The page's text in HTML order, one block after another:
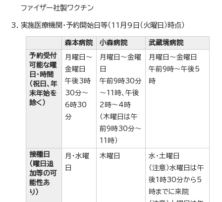
ファイザー社製ワクチン
実施医療機関・予約開始日等（11月9日（火曜日）時点）
森本病院 小森病院
武蔵境病院
予約受付
可能な曜
日・時間
（祝日、年
末年始を
除く）
月曜日～
金曜日
午後3時
30分～
6時30
分
月曜日～金曜
日
午前9時30分
～11時、午後
2時～4時
（木曜日は午
前9時30分～
11時）
月曜日～金曜日
午前9時～午後5
時
接種日
（曜日追
加等の可
能性あ
り）
月・水曜
日
木曜日
水・土曜日
（注意）水曜日は午
後1時30分から5
時までに来院